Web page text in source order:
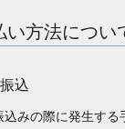
い方法につい
込
込みの際に発生する